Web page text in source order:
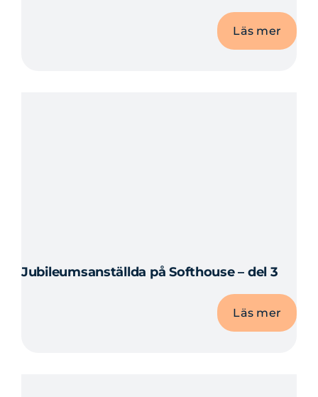
Läs mer
Jubileumsanställda på Softhouse – del 3
Läs mer